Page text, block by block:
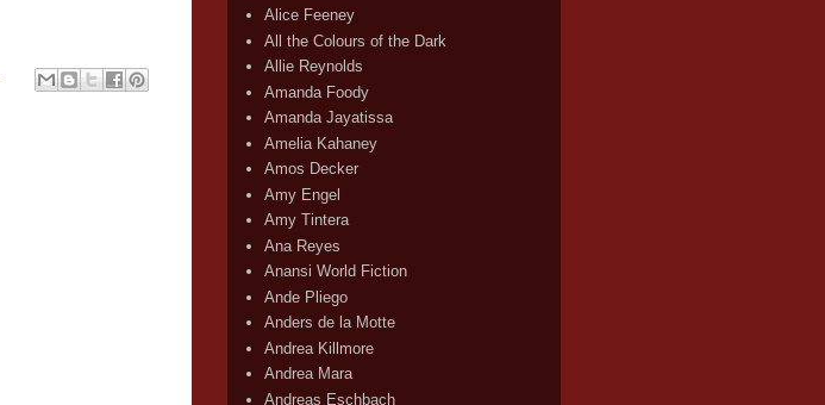
Alice Feeney
All the Colours of the Dark
Allie Reynolds
Amanda Foody
Amanda Jayatissa
Amelia Kahaney
Amos Decker
Amy Engel
Amy Tintera
Ana Reyes
Anansi World Fiction
Ande Pliego
Anders de la Motte
Andrea Killmore
Andrea Mara
Andreas Eschbach